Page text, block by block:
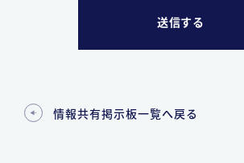
情報共有掲示板一覧へ戻る